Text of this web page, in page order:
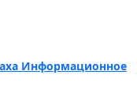
Информационное